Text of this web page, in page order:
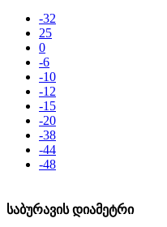
-32
25
0
-6
-10
-12
-15
-20
-38
-44
-48
საბურავის დიამეტრი